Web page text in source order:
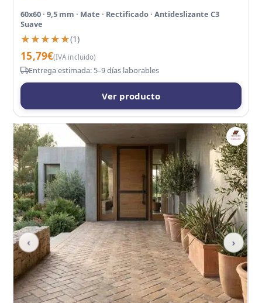
60x60 · 9,5 mm · Mate · Rectificado · Antideslizante C3
Suave
★★★★★
★★★★★(1)
15,79€(IVA incluido)
Entrega estimada: 5–9 días laborables
Ver producto
‹ ›